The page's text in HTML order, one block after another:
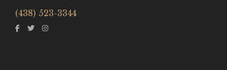
(438) 523-3344